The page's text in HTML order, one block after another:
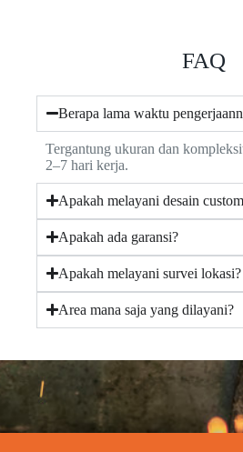
FAQ
Berapa lama waktu
Tergantung ukuran dan
2–7 hari kerja.
Apakah melayani desain
Apakah ada garansi?
Apakah melayani survei lokasi?
Area mana saja yang dilayani?